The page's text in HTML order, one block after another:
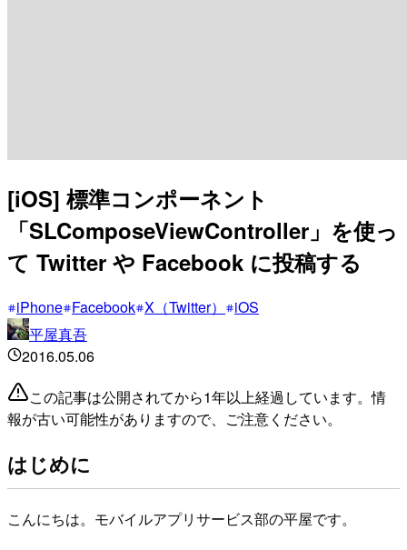
[iOS] 標準コンポーネント
「SLComposeViewController」を使っ
て Twitter や Facebook に投稿する
iPhone Facebook X（Twitter）
iOS
平屋真吾
2016.05.06
この記事は公開されてから1年以上経過しています。情
報が古い可能性がありますので、ご注意ください。
はじめに
こんにちは。モバイルアプリサービス部の平屋です。